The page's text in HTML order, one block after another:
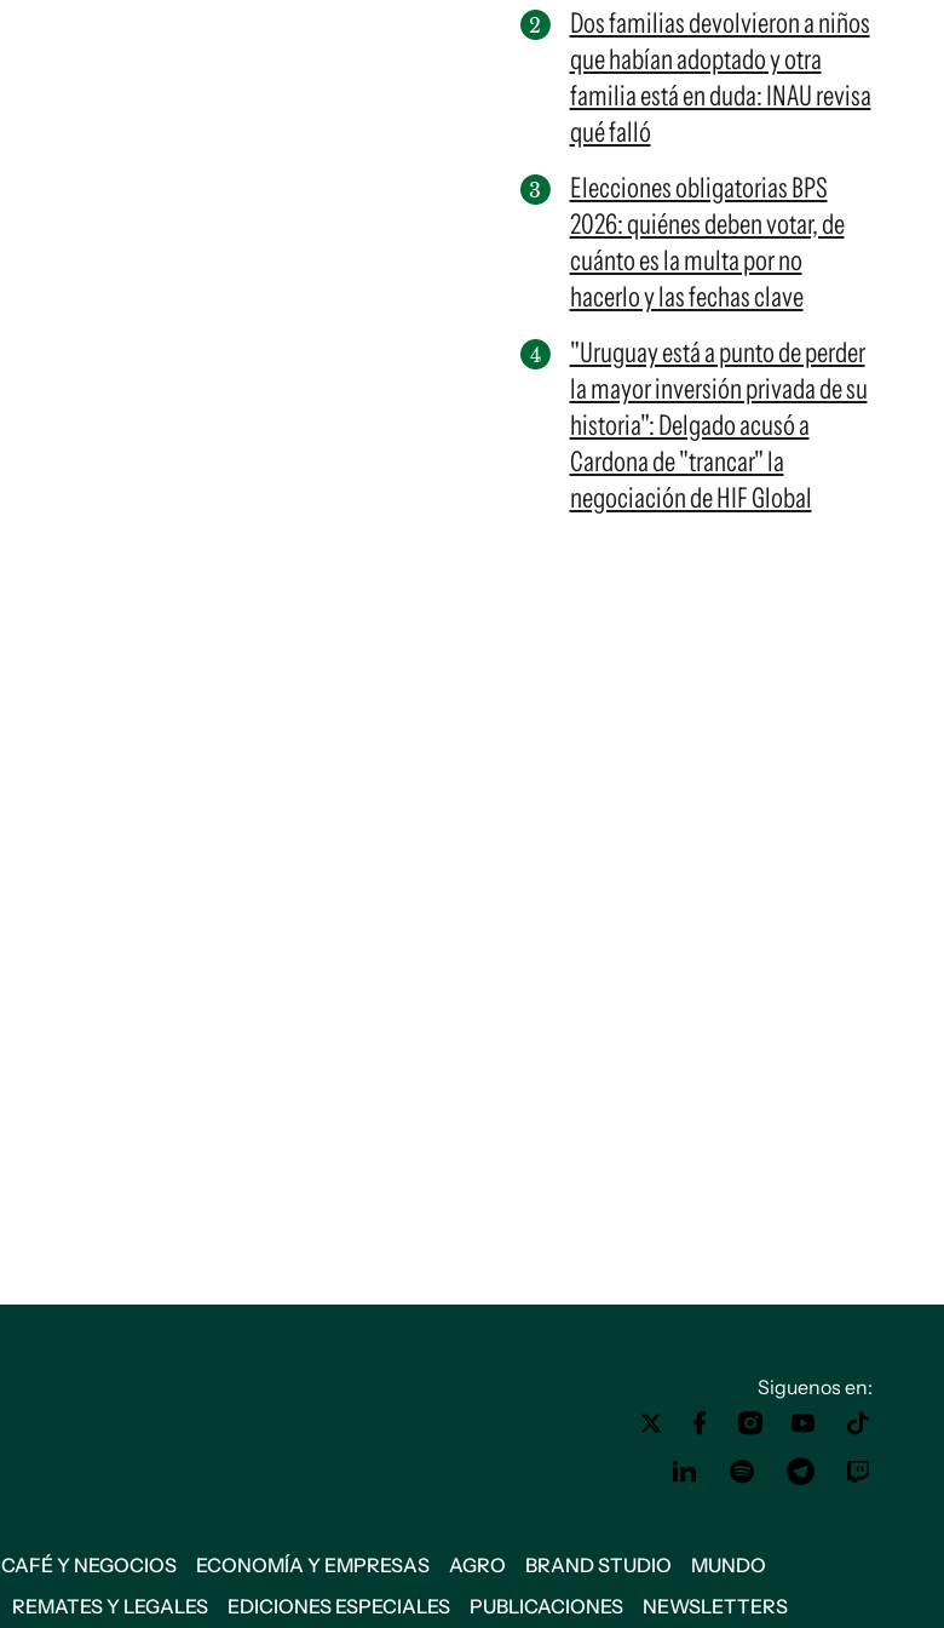
Dos familias devolvieron a niños
que habían adoptado y otra
familia está en duda: INAU revisa
qué falló
Elecciones obligatorias BPS
2026: quiénes deben votar, de
cuánto es la multa por no
hacerlo y las fechas clave
"Uruguay está a punto de perder
la mayor inversión privada de su
historia": Delgado acusó a
Cardona de "trancar" la
negociación de HIF Global
Siguenos en:
CAFÉ Y NEGOCIOS ECONOMÍA Y EMPRESAS AGRO BRAND STUDIO
MUNDO
REMATES Y LEGALES EDICIONES ESPECIALES PUBLICACIONES NEWSLETTERS